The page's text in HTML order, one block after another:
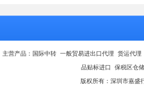
主营产品：国际中转 一般贸易进出口代理 货运代
品贴标进口 保税区仓
版权所有：深圳市嘉盛